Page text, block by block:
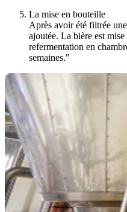
La mise en bouteille
Après avoir été filtrée
ajoutée. La bière est
refermentation en
semaines."